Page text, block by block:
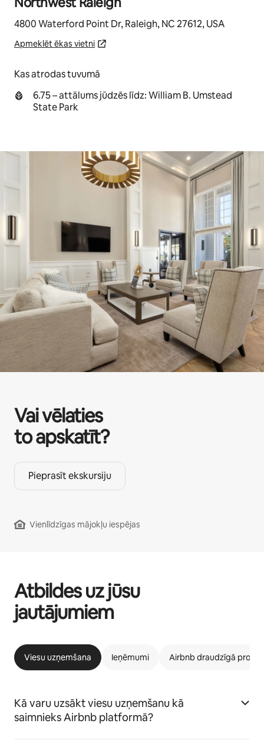
4800 Waterford Point Dr, Raleigh, NC 27612, USA
Apmeklēt ēkas vietni
Kas atrodas tuvumā
6.75 – attālums jūdzēs līdz: William B. Umstead
State Park
Vai vēlaties
to apskatīt?
Pieprasīt ekskursiju
Vienlīdzīgas mājokļu iespējas
Atbildes uz jūsu
jautājumiem
Viesu uzņemšana Ieņēmumi Airbnb draudzīgā
Kā varu uzsākt viesu uzņemšanu kā
saimnieks Airbnb platformā?